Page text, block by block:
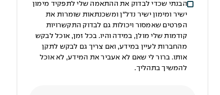
הבנתי שכדי לבדוק את ההתאמה שלי לתפקיד מימון
ישיר ומימון ישיר נדל"ן ומשכנתאות שומרות את
הפרטים שאמסור ויכולות גם לבדוק התקשרויות
קודמות שלי מולן, במידה והיו. בכל זמן, אוכל לבקש
מהחברות לעיין במידע, ואם צריך גם לבקש לתקן
אותו. ברור לי שאם לא אעביר את המידע, לא אוכל
להמשיך בתהליך.